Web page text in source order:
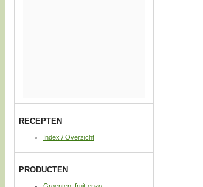
RECEPTEN
Index / Overzicht
PRODUCTEN